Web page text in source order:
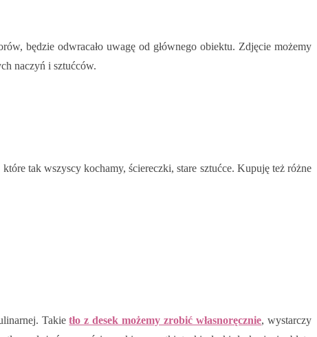
będzie odwracało uwagę od głównego obiektu. Zdjęcie możemy
naczyń i sztućców.
tak wszyscy kochamy, ściereczki, stare sztućce. Kupuję też różne
Takietło z desek możemy zrobić własnoręcznie, wystarczy